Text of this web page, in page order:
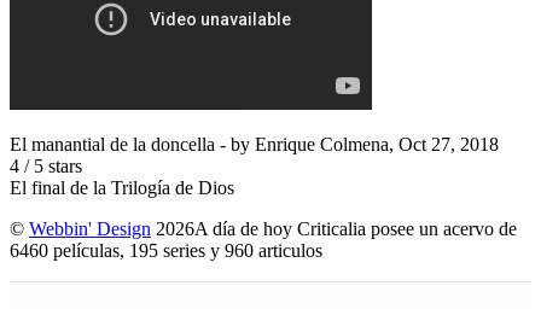
El manantial de la doncella - by Enrique Colmena, Oct 27, 2018
4 / 5 stars
El final de la Trilogía de Dios
© Webbin' Design 2026A día de hoy Criticalia posee un acervo de
6460 películas, 195 series y 960 articulos